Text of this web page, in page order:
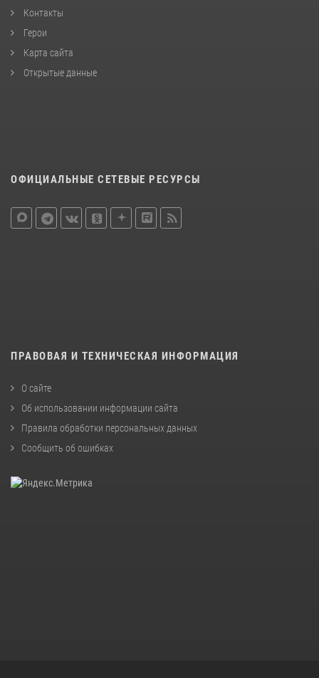
Контакты
Герои
Карта сайта
Открытые данные
ОФИЦИАЛЬНЫЕ СЕТЕВЫЕ РЕСУРСЫ
ПРАВОВАЯ И ТЕХНИЧЕСКАЯ ИНФОРМАЦИЯ
О сайте
Об использовании информации сайта
Правила обработки персональных данных
Сообщить об ошибках